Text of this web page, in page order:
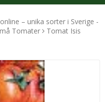
– unika sorter i Sverige -
Tomater
Tomat Isis